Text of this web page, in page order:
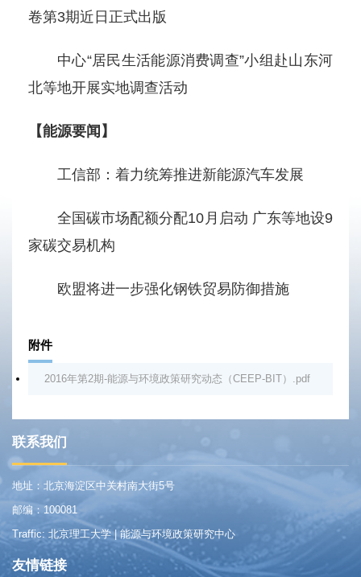
卷第3期近日正式出版
中心“居民生活能源消费调查”小组赴山东河
北等地开展实地调查活动
【能源要闻】
工信部：着力统筹推进新能源汽车发展
全国碳市场配额分配10月启动 广东等地设9
家碳交易机构
欧盟将进一步强化钢铁贸易防御措施
附件
2016年第2期-能源与环境政策研究动态（CEEP-BIT）.pdf
联系我们
地址：北京海淀区中关村南大街5号
邮编：100081
Traffic: 北京理工大学 | 能源与环境政策研究中心
友情链接